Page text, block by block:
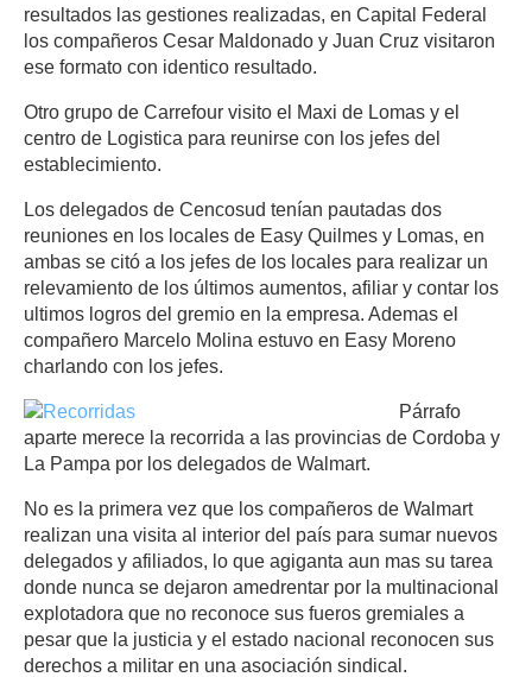
resultados las gestiones realizadas, en Capital Federal
los compañeros Cesar Maldonado y Juan Cruz visitaron
ese formato con identico resultado.
Otro grupo de Carrefour visito el Maxi de Lomas y el
centro de Logistica para reunirse con los jefes del
establecimiento.
Los delegados de Cencosud tenían pautadas dos
reuniones en los locales de Easy Quilmes y Lomas, en
ambas se citó a los jefes de los locales para realizar un
relevamiento de los últimos aumentos, afiliar y contar los
ultimos logros del gremio en la empresa. Ademas el
compañero Marcelo Molina estuvo en Easy Moreno
charlando con los jefes.
Párrafo
aparte merece la recorrida a las provincias de Cordoba y
La Pampa por los delegados de Walmart.
No es la primera vez que los compañeros de Walmart
realizan una visita al interior del país para sumar nuevos
delegados y afiliados, lo que agiganta aun mas su tarea
donde nunca se dejaron amedrentar por la multinacional
explotadora que no reconoce sus fueros gremiales a
pesar que la justicia y el estado nacional reconocen sus
derechos a militar en una asociación sindical.